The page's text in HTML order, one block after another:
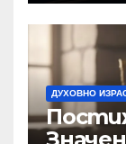
ДУХОВНО